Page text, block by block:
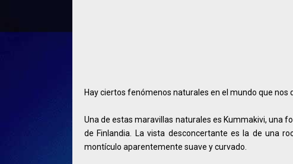
Hay ciertos fenómenos naturales en el mundo que nos
Una de estas maravillas naturales es Kummakivi, una
de Finlandia. La vista desconcertante es la de una
montículo aparentemente suave y curvado.